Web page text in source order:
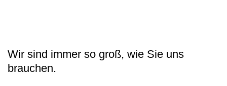
Spezialkenntnisse
KARRIERE
Wir sind immer so groß, wie Sie uns
brauchen.